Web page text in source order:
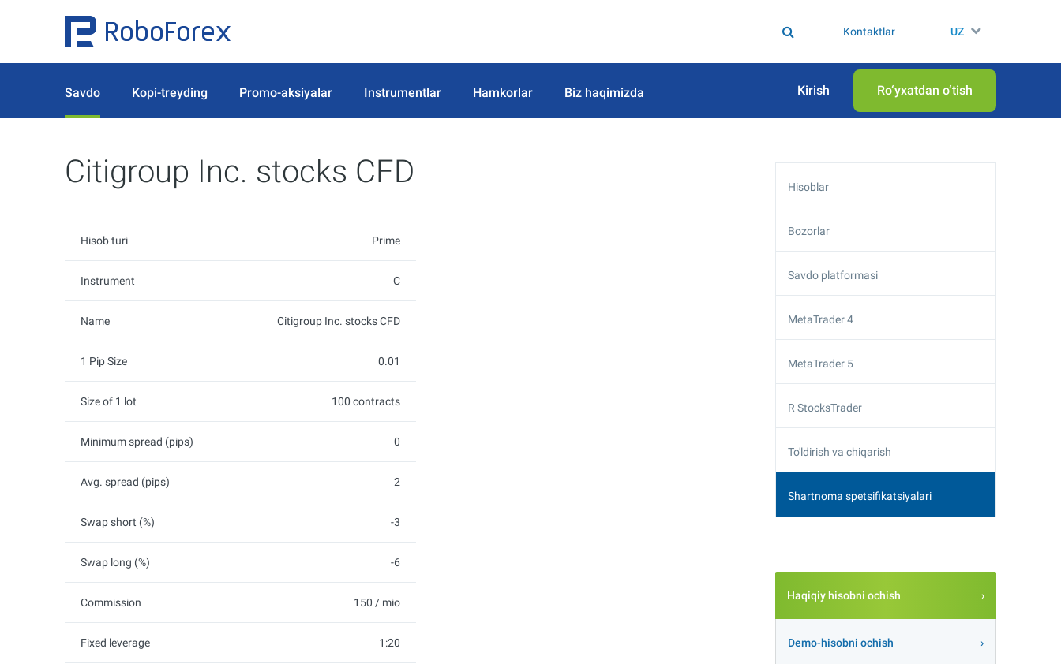
Kontaktlar UZ
Savdo Kopi-treyding Promo-aksiyalar Instrumentlar Hamkorlar Biz haqimizda Kirish Ro‘yxatdan o‘tish
Citigroup Inc. stocks CFD
Hisob turi Prime
Instrument C
Name Citigroup Inc. stocks CFD
1 Pip Size 0.01
Size of 1 lot 100 contracts
Minimum spread (pips) 0
Avg. spread (pips) 2
Swap short (%) -3
Swap long (%) -6
Commission 150 / mio
Fixed leverage 1:20
Hisoblar
Bozorlar
Savdo platformasi
MetaTrader 4
MetaTrader 5
R StocksTrader
To'ldirish va chiqarish
Shartnoma spetsifikatsiyalari
Haqiqiy hisobni ochish
Demo-hisobni ochish